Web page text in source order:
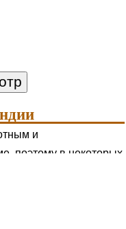
и
поэтому в некоторых